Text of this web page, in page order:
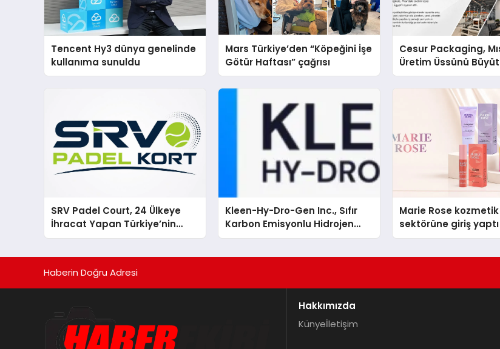
Tencent Hy3 dünya genelinde
kullanıma sunuldu
Mars Türkiye’den “Köpeğini İşe
Götür Haftası” çağrısı
Cesur Packaging,
Üretim Üssünü
SRV Padel Court, 24 Ülkeye
İhracat Yapan Türkiye’nin
Padel Kortu Üretim Gücü
Kleen-Hy-Dro-Gen Inc., Sıfır
Karbon Emisyonlu Hidrojen
Isıtma Teknolojisinde ISO ve
Marie Rose kozmetik
sektörüne giriş yaptı
Haberin Doğru Adresi
Hakkımızda
Künyeİletişim